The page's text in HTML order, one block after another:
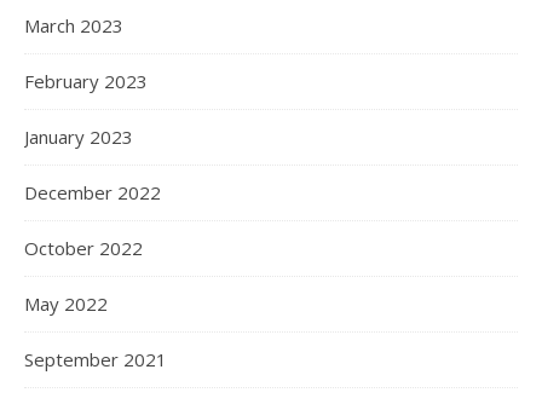
March 2023
February 2023
January 2023
December 2022
October 2022
May 2022
September 2021